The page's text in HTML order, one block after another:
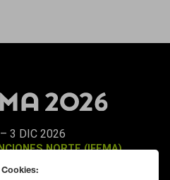
3 DIC 2026
NORTE (IFEMA)